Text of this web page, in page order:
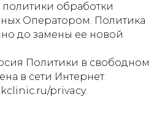
обработки
Оператором. Политика
до замены ее новой
Политики в свободном
в сети Интернет
privacy.